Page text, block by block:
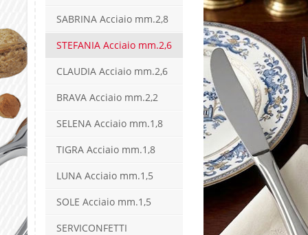
SABRINA Acciaio mm.2,8
STEFANIA Acciaio mm.2,6
CLAUDIA Acciaio mm.2,6
BRAVA Acciaio mm.2,2
SELENA Acciaio mm.1,8
TIGRA Acciaio mm.1,8
LUNA Acciaio mm.1,5
SOLE Acciaio mm.1,5
SERVICONFETTI